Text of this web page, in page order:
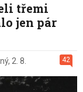
třemi
jen pár
42
, 2. 8.